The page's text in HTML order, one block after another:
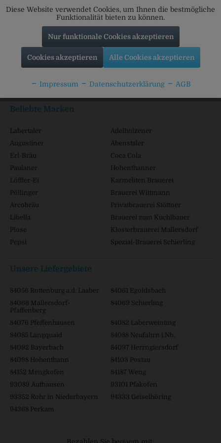
Service Hotline
Shop Service
Informationen
Beliebte Marken
Labertaler
Adelholzener
Augustiner
Abenstaler
Erl-Bräu
Coca Cola
Paulaner
Hohenthanner
Löffler-Ei
Karmeliten Brauerei
Pöllinger
Brauerei Wittmann
Arcobräu
Privatbrauerei Stöttner
Libella
Brauerei zum Kuchlbauer
Plose
Klosterbrauerei Mallersdorf
Pepsi
Spezial-Brauerei Schierling
Unsere Liefergebiete
84056 Rottenburg a.d. Laaber
84061 Egoldsbach
84066 Mallersdorf-
Pfaffenberg
84069 Schierling
84076 Pfeffenhausen
84082 Laberweinting
84085 Langquaid
84088 Neufahrn i.Nb.
84092 Bayerbach
84097 Herrngiersdorf
84098 Hohenthann
84103 Postau
84152 Mengkofen
84187 Weng
93089 Aufhausen
93101 Pfakofen
93352 Rohr in Niederbayern
94333 Geiselhöring
94368 Perkam
Bezahlen Sie bequem mit:
Diese Website verwendet Cookies, um Ihnen die bestmögliche
Funktionalität bieten zu können.
Nur funktionale Cookies akzeptieren
Cookies akzeptieren Alle Cookies akzeptieren
Impressum Datenschutzerklärung AGB